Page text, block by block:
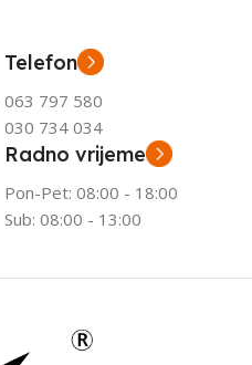
Telefon
063 797 580
030 734 034
Radno vrijeme
Pon-Pet: 08:00 - 18:00
Sub: 08:00 - 13:00